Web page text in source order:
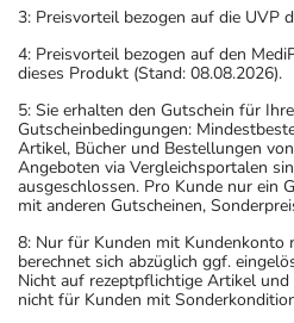
3: Preisvorteil bezogen auf die UVP
4: Preisvorteil bezogen auf den
dieses Produkt (Stand: 08.08.2026).
5: Sie erhalten den Gutschein für
Gutscheinbedingungen:
Artikel, Bücher und Bestellungen
Angeboten via Vergleichsportalen
ausgeschlossen. Pro Kunde nur ein
mit anderen Gutscheinen,
8: Nur für Kunden mit Kundenkonto
berechnet sich abzüglich ggf.
Nicht auf rezeptpflichtige Artikel
nicht für Kunden mit